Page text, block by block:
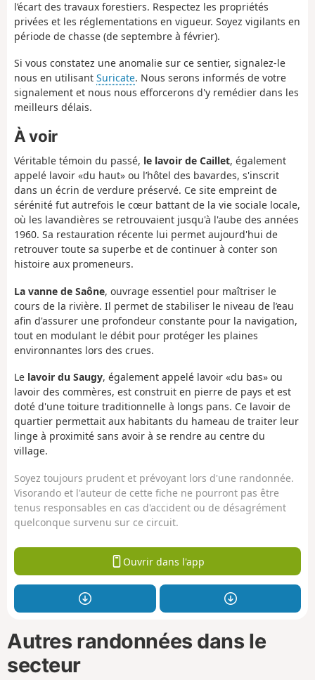
l’écart des travaux forestiers. Respectez les propriétés
privées et les réglementations en vigueur. Soyez vigilants en
période de chasse (de septembre à février).
Si vous constatez une anomalie sur ce sentier, signalez-le
nous en utilisant Suricate. Nous serons informés de votre
signalement et nous nous efforcerons d'y remédier dans les
meilleurs délais.
À voir
Véritable témoin du passé, le lavoir de Caillet, également
appelé lavoir «du haut» ou l’hôtel des bavardes, s'inscrit
dans un écrin de verdure préservé. Ce site empreint de
sérénité fut autrefois le cœur battant de la vie sociale locale,
où les lavandières se retrouvaient jusqu'à l'aube des années
1960. Sa restauration récente lui permet aujourd'hui de
retrouver toute sa superbe et de continuer à conter son
histoire aux promeneurs.
La vanne de Saône, ouvrage essentiel pour maîtriser le
cours de la rivière. Il permet de stabiliser le niveau de l’eau
afin d'assurer une profondeur constante pour la navigation,
tout en modulant le débit pour protéger les plaines
environnantes lors des crues.
Le lavoir du Saugy, également appelé lavoir «du bas» ou
lavoir des commères, est construit en pierre de pays et est
doté d'une toiture traditionnelle à longs pans. Ce lavoir de
quartier permettait aux habitants du hameau de traiter leur
linge à proximité sans avoir à se rendre au centre du
village.
Soyez toujours prudent et prévoyant lors d'une randonnée.
Visorando et l'auteur de cette fiche ne pourront pas être
tenus responsables en cas d'accident ou de désagrément
quelconque survenu sur ce circuit.
Ouvrir dans l'app
Autres randonnées dans le
secteur